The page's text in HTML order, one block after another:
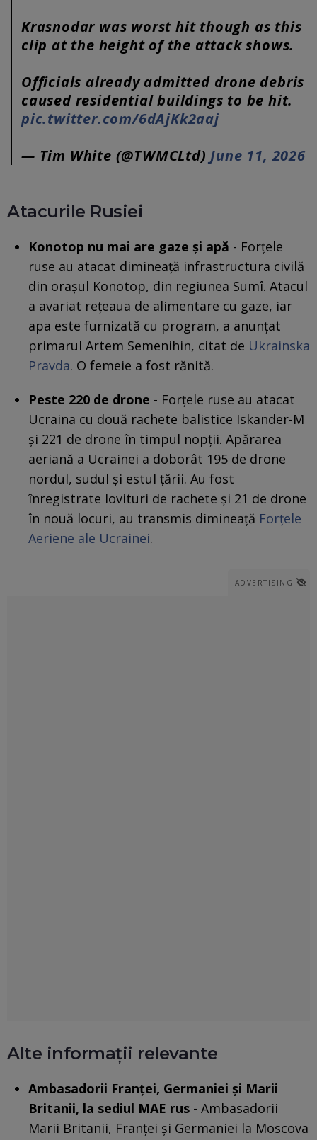
Krasnodar was worst hit though as this
clip at the height of the attack shows.
Officials already admitted drone debris
caused residential buildings to be hit.
pic.twitter.com/6dAjKk2aaj
— Tim White (@TWMCLtd) June 11, 2026
Atacurile Rusiei
Konotop nu mai are gaze și apă - Forțele
ruse au atacat dimineață infrastructura civilă
din orașul Konotop, din regiunea Sumî. Atacul
a avariat rețeaua de alimentare cu gaze, iar
apa este furnizată cu program, a anunțat
primarul Artem Semenihin, citat de Ukrainska
Pravda. O femeie a fost rănită.
Peste 220 de drone - Forțele ruse au atacat
Ucraina cu două rachete balistice Iskander-M
și 221 de drone în timpul nopții. Apărarea
aeriană a Ucrainei a doborât 195 de drone
nordul, sudul și estul țării. Au fost
înregistrate lovituri de rachete și 21 de drone
în nouă locuri, au transmis dimineață Forțele
Aeriene ale Ucrainei.
ADVERTISING
Alte informații relevante
Ambasadorii Franței, Germaniei și Marii
Britanii, la sediul MAE rus - Ambasadorii
Marii Britanii, Franței și Germaniei la Moscova